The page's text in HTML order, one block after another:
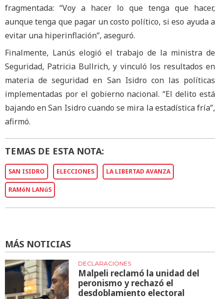
fragmentada: “Voy a hacer lo que tenga que hacer,
aunque tenga que pagar un costo político, si eso ayuda a
evitar una hiperinflación”, aseguró.
Finalmente, Lanús elogió el trabajo de la ministra de
Seguridad, Patricia Bullrich, y vinculó los resultados en
materia de seguridad en San Isidro con las políticas
implementadas por el gobierno nacional. “El delito está
bajando en San Isidro cuando se mira la estadística fría”,
afirmó.
TEMAS DE ESTA NOTA:
SAN ISIDRO ELECCIONES LA LIBERTAD AVANZA
RAMóN LANúS
MÁS NOTICIAS
DECLARACIONES
Malpeli reclamó la unidad del
peronismo y rechazó el
desdoblamiento electoral